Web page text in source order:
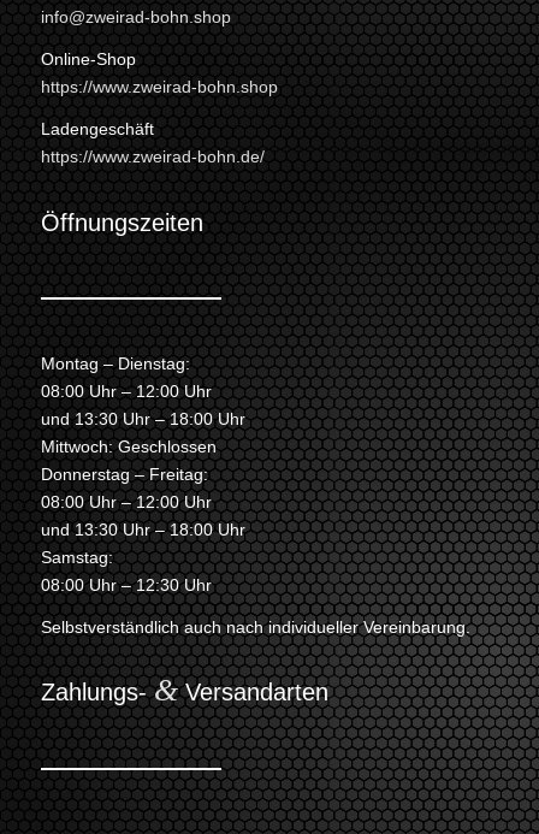
info@zweirad-bohn.shop
Online-Shop
https://www.zweirad-bohn.shop
Ladengeschäft
https://www.zweirad-bohn.de/
Öffnungszeiten
Montag – Dienstag:
08:00 Uhr – 12:00 Uhr
und 13:30 Uhr – 18:00 Uhr
Mittwoch: Geschlossen
Donnerstag – Freitag:
08:00 Uhr – 12:00 Uhr
und 13:30 Uhr – 18:00 Uhr
Samstag:
08:00 Uhr – 12:30 Uhr
Selbstverständlich auch nach individueller Vereinbarung.
Zahlungs-&Versandarten